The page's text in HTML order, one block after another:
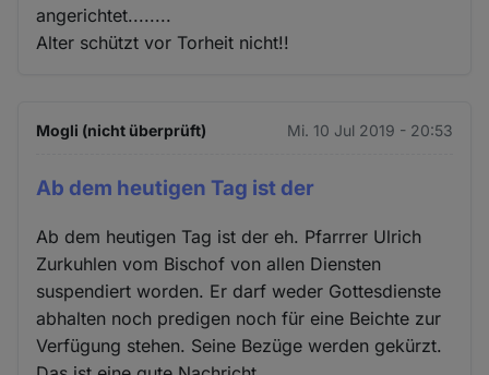
angerichtet........
Alter schützt vor Torheit nicht!!
Mogli (nicht überprüft) Mi. 10 Jul 2019 - 20:53
Ab dem heutigen Tag ist der
Ab dem heutigen Tag ist der eh. Pfarrrer Ulrich
Zurkuhlen vom Bischof von allen Diensten
suspendiert worden. Er darf weder Gottesdienste
abhalten noch predigen noch für eine Beichte zur
Verfügung stehen. Seine Bezüge werden gekürzt.